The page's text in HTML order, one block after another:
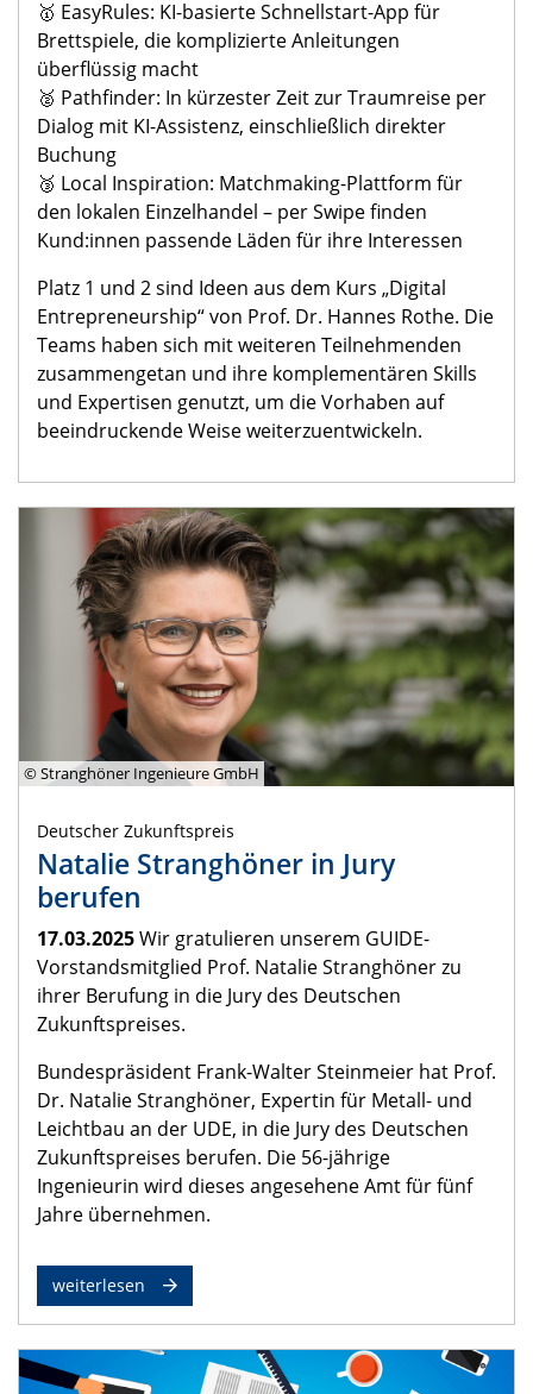
🥇 EasyRules: KI-basierte Schnellstart-App für
Brettspiele, die komplizierte Anleitungen
überflüssig macht
🥈 Pathfinder: In kürzester Zeit zur Traumreise per
Dialog mit KI-Assistenz, einschließlich direkter
Buchung
🥉 Local Inspiration: Matchmaking-Plattform für
den lokalen Einzelhandel – per Swipe finden
Kund:innen passende Läden für ihre Interessen
Platz 1 und 2 sind Ideen aus dem Kurs „Digital
Entrepreneurship“ von Prof. Dr. Hannes Rothe. Die
Teams haben sich mit weiteren Teilnehmenden
zusammengetan und ihre komplementären Skills
und Expertisen genutzt, um die Vorhaben auf
beeindruckende Weise weiterzuentwickeln.
© Stranghöner Ingenieure GmbH
Deutscher Zukunftspreis
Natalie Stranghöner in Jury
berufen
17.03.2025Wir gratulieren unserem GUIDE-
Vorstandsmitglied Prof. Natalie Stranghöner zu
ihrer Berufung in die Jury des Deutschen
Zukunftspreises.
Bundespräsident Frank-Walter Steinmeier hat Prof.
Dr. Natalie Stranghöner, Expertin für Metall- und
Leichtbau an der UDE, in die Jury des Deutschen
Zukunftspreises berufen. Die 56-jährige
Ingenieurin wird dieses angesehene Amt für fünf
Jahre übernehmen.
weiterlesen